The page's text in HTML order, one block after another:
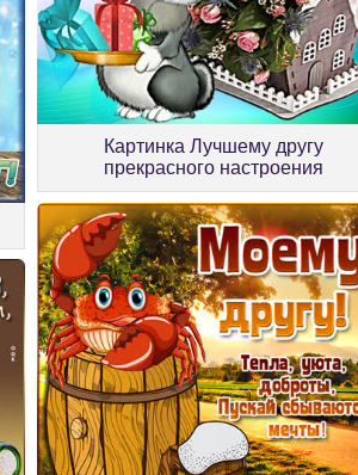
Картинка Лучшему другу
прекрасного настроения